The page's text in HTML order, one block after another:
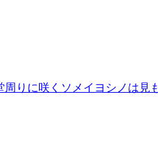
りに咲くソメイヨシノは見